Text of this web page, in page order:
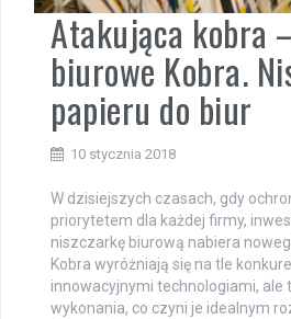
Atakująca kobra
biurowe Kobra.
papieru do biur
10 stycznia 2018
W dzisiejszych czasach, gdy
priorytetem dla każdej firmy,
niszczarkę biurową nabiera
Kobra wyróżniają się na tle
innowacyjnymi technologiami, ale
wykonania, co czyni je idealnym